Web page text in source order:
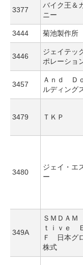
3377
バイク王＆
ニー
3444 菊池製作所
3446
ジェイテッ
ポレーショ
3457
Ａｎｄ Ｄ
ルディング
3479 ＴＫＰ
3480
ジェイ・エ
ー
349A
ＳＭＤＡＭ
ｔｉｖｅ
Ｆ 日本グ
株式